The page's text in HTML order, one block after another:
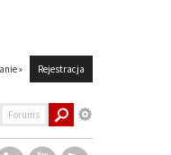
» Rejestracja
Forums